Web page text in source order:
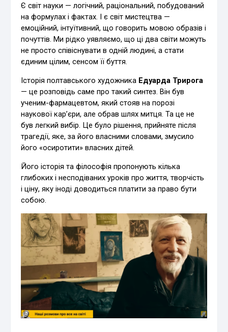
Є світ науки — логічний, раціональний, побудований
на формулах і фактах. І є світ мистецтва —
емоційний, інтуїтивний, що говорить мовою образів і
почуттів. Ми рідко уявляємо, що ці два світи можуть
не просто співіснувати в одній людині, а стати
єдиним цілим, сенсом її буття.
Історія полтавського художника Едуарда Трирога
— це розповідь саме про такий синтез. Він був
ученим-фармацевтом, який стояв на порозі
наукової кар’єри, але обрав шлях митця. Та це не
був легкий вибір. Це було рішення, прийняте після
трагедії, яке, за його власними словами, змусило
його «осиротити» власних дітей.
Його історія та філософія пропонують кілька
глибоких і несподіваних уроків про життя, творчість
і ціну, яку іноді доводиться платити за право бути
собою.